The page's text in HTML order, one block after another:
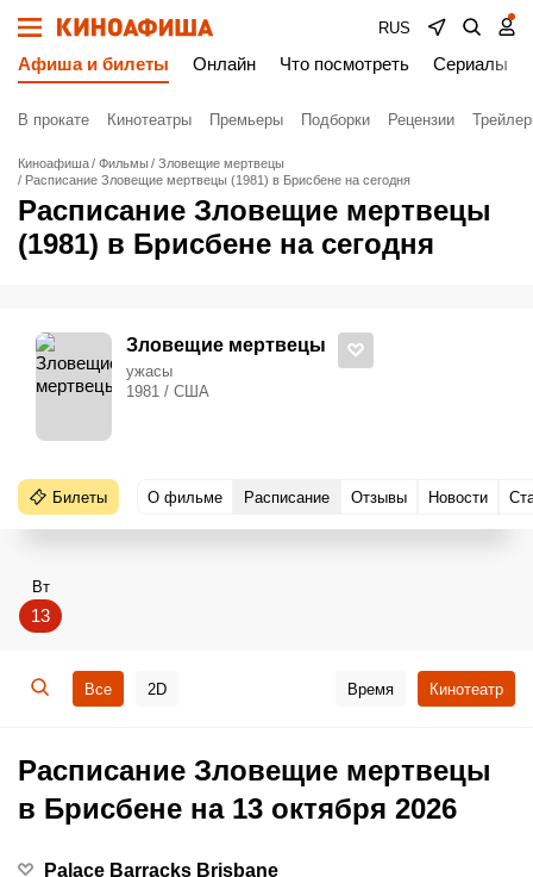
RUS
Афиша и билеты Онлайн Что посмотреть Сериалы
В прокате Кинотеатры Премьеры Подборки Рецензии
Киноафиша Фильмы
Зловещие мертвецы
Расписание Зловещие мертвецы (1981) в Брисбене на сегодня
Расписание Зловещие мертвецы
(1981) в Брисбене на сегодня
Зловещие мертвецы
ужасы
1981 / США
Билеты О фильме Расписание Отзывы Новости
Вт
13
Все 2D Время Кинотеатр
Расписание Зловещие мертвецы
в Брисбене на 13 октября 2026
Palace Barracks Brisbane